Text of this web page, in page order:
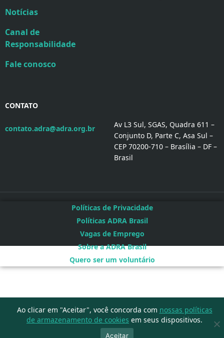
Notícias
Canal de
Responsabilidade
Fale conosco
CONTATO
contato.adra@adra.org.br
Av L3 Sul, SGAS, Quadra 611 –
Conjunto D, Parte C, Asa Sul –
CEP 70200-710 – Brasília – DF –
Brasil
Políticas de Privacidade
Políticas ADRA Brasil
Vagas de Emprego
Sobre a ADRA Brasil
Quero ser um voluntário
Ao clicar em "Aceitar", você concorda com nossas políticas
de armazenamento de cookies em seus dispositivos.
Aceitar